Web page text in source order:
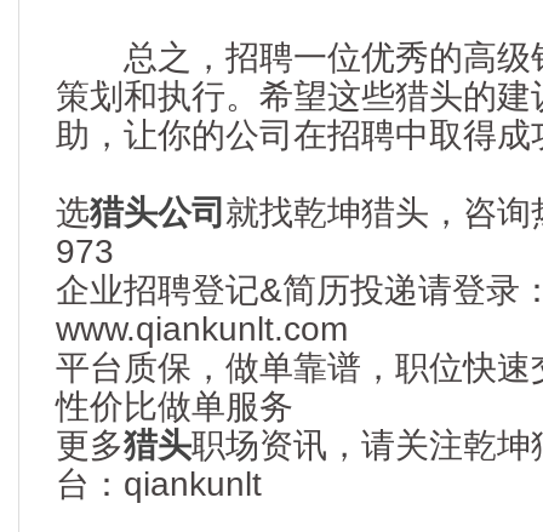
总之，招聘一位优秀的高级
策划和执行。希望这些猎头的
助，让你的公司在招聘中取得成
选猎头公司 就找乾坤猎头，咨
973
企业招聘登记&简历投递请登录
www.qiankunlt.com
平台质保，做单靠谱，职位快
性价比做单服务
更多猎头职场资讯，请关注乾
台：qiankunlt